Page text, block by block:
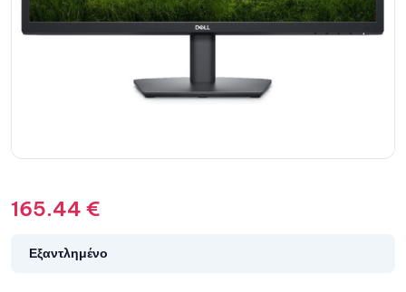
165.44 €
Εξαντλημένο